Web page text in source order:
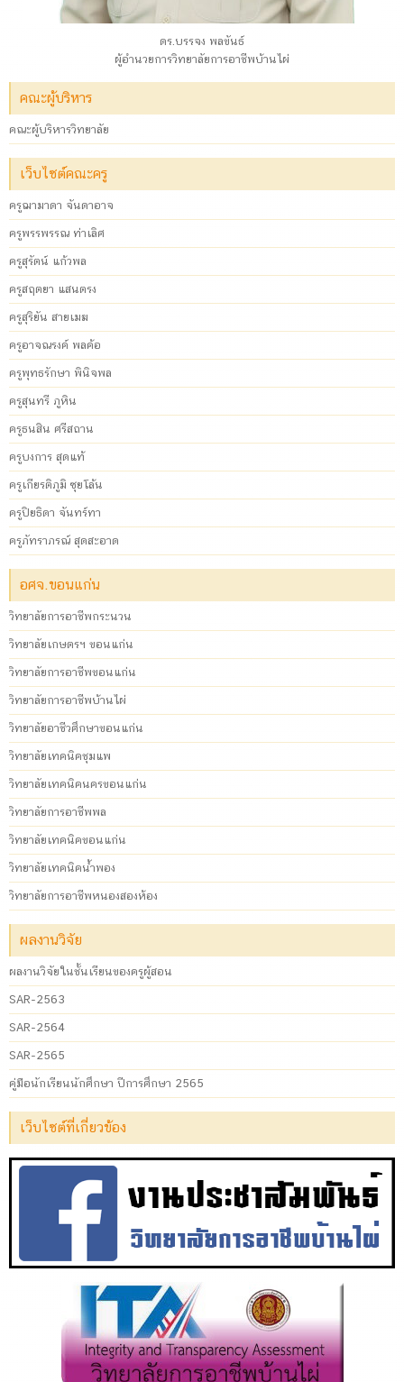
ดร.บรรจง พลขันธ์
ผู้อำนวยการวิทยาลัยการอาชีพบ้านไผ่
คณะผู้บริหาร
คณะผู้บริหารวิทยาลัย
เว็บไซต์คณะครู
ครูฌามาดา จันดาอาจ
ครูพรรพรรณ ท่าเลิศ
ครูสุรัตน์ แก้วพล
ครูสฤตยา แสนตรง
ครูสุริยัน สายเมฆ
ครูอาจณรงค์ พลค้อ
ครูพุทธรักษา พินิจพล
ครูสุนทรี ภูหิน
ครูธนสิน ศรีสถาน
ครูบงการ สุดแท้
ครูเกียรติภูมิ ซุยโล้น
ครูปิยธิดา จันทร์ทา
ครูภัทราภรณ์ สุดสะอาด
อศจ.ขอนแก่น
วิทยาลัยการอาชีพกระนวน
วิทยาลัยเกษตรฯ ขอนแก่น
วิทยาลัยการอาชีพขอนแก่น
วิทยาลัยการอาชีพบ้านไผ่
วิทยาลัยอาชีวศึกษาขอนแก่น
วิทยาลัยเทคนิคชุมแพ
วิทยาลัยเทคนิคนครขอนแก่น
วิทยาลัยการอาชีพพล
วิทยาลัยเทคนิคขอนแก่น
วิทยาลัยเทคนิคน้ำพอง
วิทยาลัยการอาชีพหนองสองห้อง
ผลงานวิจัย
ผลงานวิจัยในชั้นเรียนของครูผู้สอน
SAR-2563
SAR-2564
SAR-2565
คู่มือนักเรียนนักศึกษา ปีการศึกษา 2565
เว็บไซต์ที่เกี่ยวข้อง